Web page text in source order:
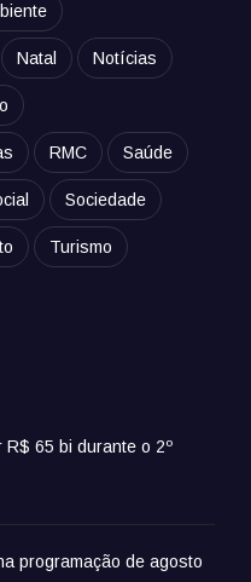
Natal Notícias
RMC Saúde
Sociedade
Turismo
R$ 65 bi durante o 2º
programação de agosto